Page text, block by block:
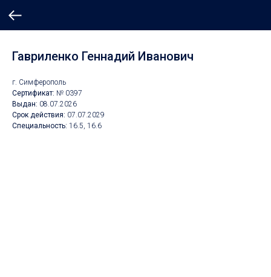
Гавриленко Геннадий Иванович
г. Симферополь
Сертификат: № 0397
Выдан: 08.07.2026
Срок действия: 07.07.2029
Специальность: 16.5, 16.6